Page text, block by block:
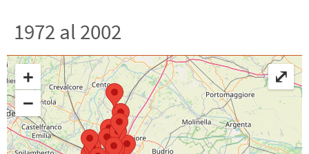
1972 al 2002
+
−
⤢